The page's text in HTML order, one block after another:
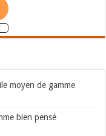
moyen de gamme
bien pensé